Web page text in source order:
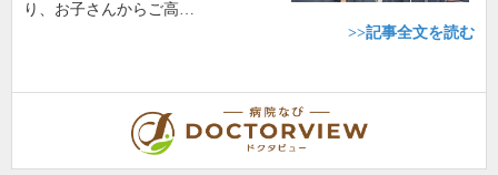
り、お子さんからご高…
>>記事全文を読む